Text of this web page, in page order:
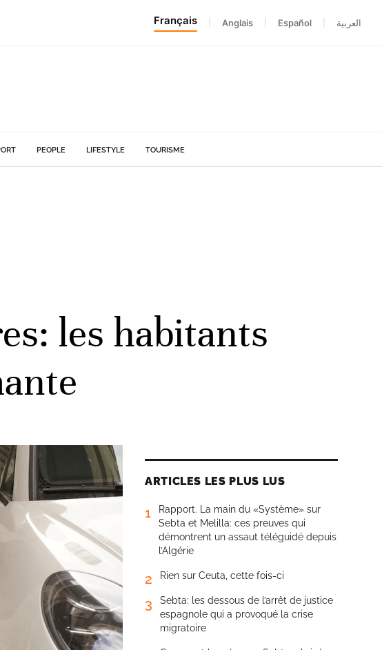
Français Anglais Español العربية
PEOPLE LIFESTYLE TOURISME
les habitants
ARTICLES LES PLUS LUS
1
Rapport. La main du «Système» sur
Sebta et Melilla: ces preuves qui
démontrent un assaut téléguidé depuis
l’Algérie
2 Rien sur Ceuta, cette fois-ci
3
Sebta: les dessous de l’arrêt de justice
espagnole qui a provoqué la crise
migratoire